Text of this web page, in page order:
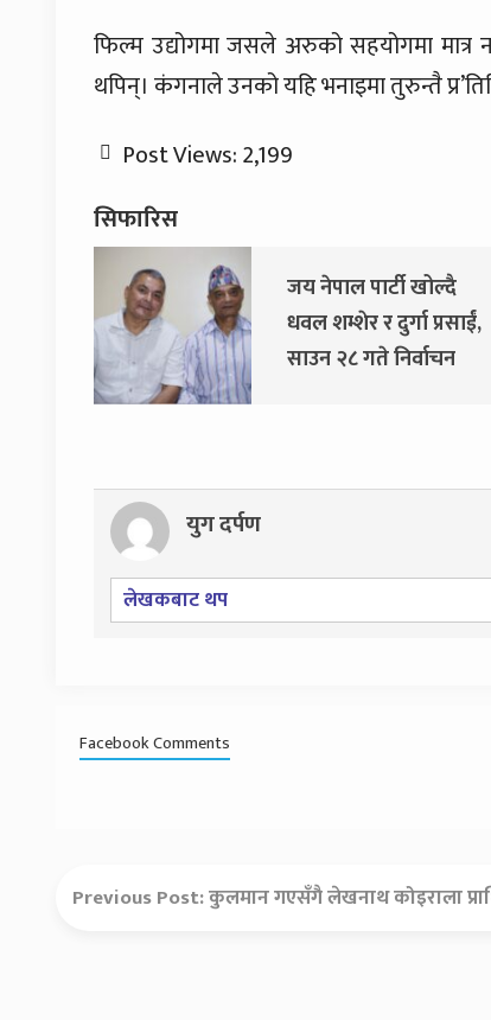
फिल्म उद्योगमा जसले अरुको सहयोगमा
थपिन्। कंगनाले उनको यहि भनाइमा तुरुन्तै
Post Views:2,199
सिफारिस
जय नेपाल पार्टी खोल्दै
धवल शम्शेर र दुर्गा प्रसाईं,
साउन २८ गते निर्वाचन
आयोग जाने
युग दर्पण
लेखकबाट थप
Facebook Comments
Previous Post:कुलमान गएसँगै लेखनाथ कोइराला